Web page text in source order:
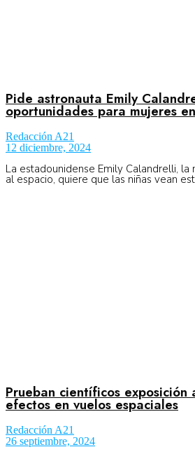
Pide astronauta Emily
oportunidades para mujeres
Redacción A21
12 diciembre, 2024
La estadounidense Emily Calandrelli,
al espacio, quiere que las niñas vean
Prueban científicos
efectos en vuelos espaciales
Redacción A21
26 septiembre, 2024